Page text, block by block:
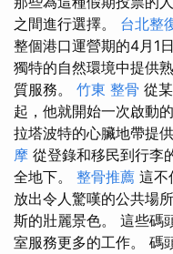
之間進行選擇。 台北整
整個港口運營期的4月1
獨特的自然環境中提供
質服務。 竹東 整骨 從
起，他就開始一次啟動
拉塔波特的心臟地帶提
摩 從登錄和移民到行李
全地下。 整骨推薦 這不
放出令人驚嘆的公共場
斯的壯麗景色。 這些碼
室服務更多的工作。 碼